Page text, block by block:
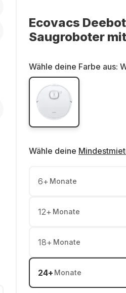
Ecovacs
Saugroboter
Wähle deine Farbe aus:
Wähle deine
6+ Monate
12+ Monate
18+ Monate
24+ Monate